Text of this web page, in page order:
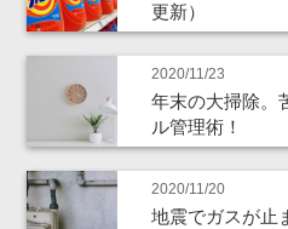
更新）
2020/11/23
年末の大掃除。
ル管理術！
2020/11/20
地震でガスが止